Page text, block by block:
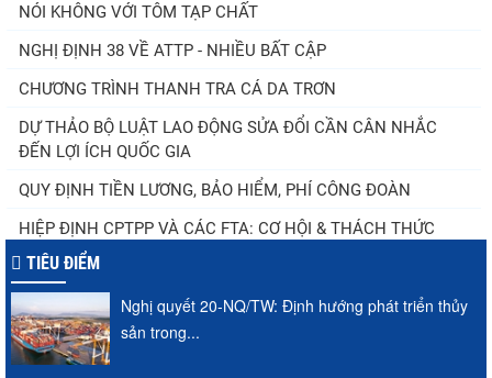
NÓI KHÔNG VỚI TÔM TẠP CHẤT
NGHỊ ĐỊNH 38 VỀ ATTP - NHIỀU BẤT CẬP
CHƯƠNG TRÌNH THANH TRA CÁ DA TRƠN
DỰ THẢO BỘ LUẬT LAO ĐỘNG SỬA ĐỔI CẦN CÂN NHẮC
ĐẾN LỢI ÍCH QUỐC GIA
QUY ĐỊNH TIỀN LƯƠNG, BẢO HIỂM, PHÍ CÔNG ĐOÀN
HIỆP ĐỊNH CPTPP VÀ CÁC FTA: CƠ HỘI & THÁCH THỨC
TIÊU ĐIỂM
Nghị quyết 20-NQ/TW: Định hướng phát triển thủy
sản trong...